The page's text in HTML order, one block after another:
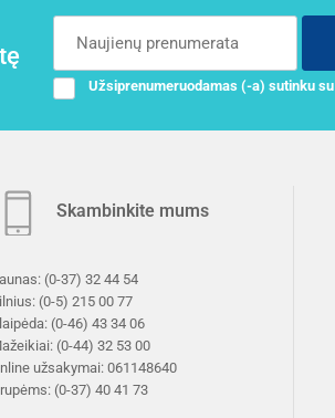
Užsiprenumeruodamas (-a) sutinku su
Skambinkite mums
(0-37) 32 44 54
(0-5) 215 00 77
(0-46) 43 34 06
(0-44) 32 53 00
užsakymai: 061148640
(0-37) 40 41 73